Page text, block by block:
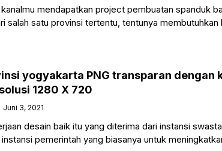
mendapatkan project pembuatan spanduk
salah satu provinsi tertentu, tentunya membutuhkan
yogyakarta PNG transparan dengan
ukuran resolusi 1280 X 720
Juni 3, 2021
desain baik itu yang diterima dari instansi
pemerintah yang biasanya untuk